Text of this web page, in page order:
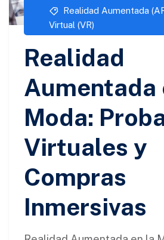
Realidad Aumentada
Virtual (VR)​
Realidad
Aumentada
Moda:
Virtuales y
Compras
Inmersivas